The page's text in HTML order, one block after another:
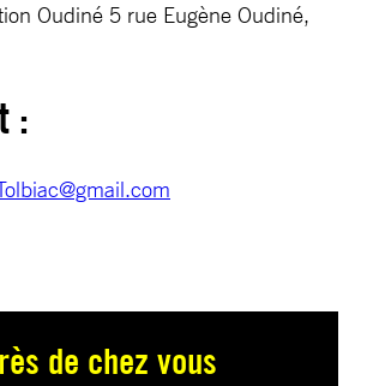
Oudiné 5 rue Eugène Oudiné,
:
de chez vous